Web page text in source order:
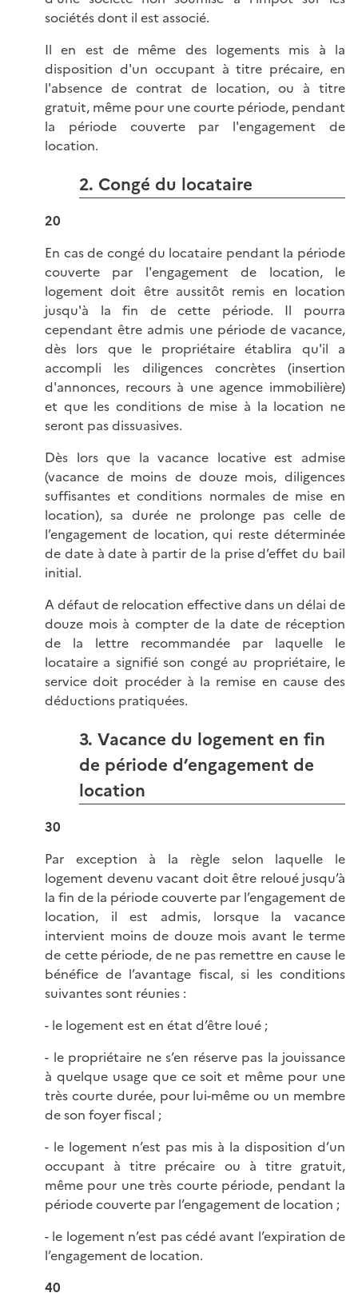
sociétés dont il est associé.
Il en est de même des logements mis à la
disposition d'un occupant à titre précaire, en
l'absence de contrat de location, ou à titre
gratuit, même pour une courte période, pendant
la période couverte par l'engagement de
location.
2. Congé du locataire
20
En cas de congé du locataire pendant la période
couverte par l'engagement de location, le
logement doit être aussitôt remis en location
jusqu'à la fin de cette période. Il pourra
cependant être admis une période de vacance,
dès lors que le propriétaire établira qu'il a
accompli les diligences concrètes (insertion
d'annonces, recours à une agence immobilière)
et que les conditions de mise à la location ne
seront pas dissuasives.
Dès lors que la vacance locative est admise
(vacance de moins de douze mois, diligences
suffisantes et conditions normales de mise en
location), sa durée ne prolonge pas celle de
l’engagement de location, qui reste déterminée
de date à date à partir de la prise d’effet du bail
initial.
A défaut de relocation effective dans un délai de
douze mois à compter de la date de réception
de la lettre recommandée par laquelle le
locataire a signifié son congé au propriétaire, le
service doit procéder à la remise en cause des
déductions pratiquées.
3. Vacance du logement en fin
de période d’engagement de
location
30
Par exception à la règle selon laquelle le
logement devenu vacant doit être reloué jusqu’à
la fin de la période couverte par l’engagement de
location, il est admis, lorsque la vacance
intervient moins de douze mois avant le terme
de cette période, de ne pas remettre en cause le
bénéfice de l’avantage fiscal, si les conditions
suivantes sont réunies :
- le logement est en état d’être loué ;
- le propriétaire ne s’en réserve pas la jouissance
à quelque usage que ce soit et même pour une
très courte durée, pour lui-même ou un membre
de son foyer fiscal ;
- le logement n’est pas mis à la disposition d’un
occupant à titre précaire ou à titre gratuit,
même pour une très courte période, pendant la
période couverte par l’engagement de location ;
- le logement n’est pas cédé avant l’expiration de
l’engagement de location.
40